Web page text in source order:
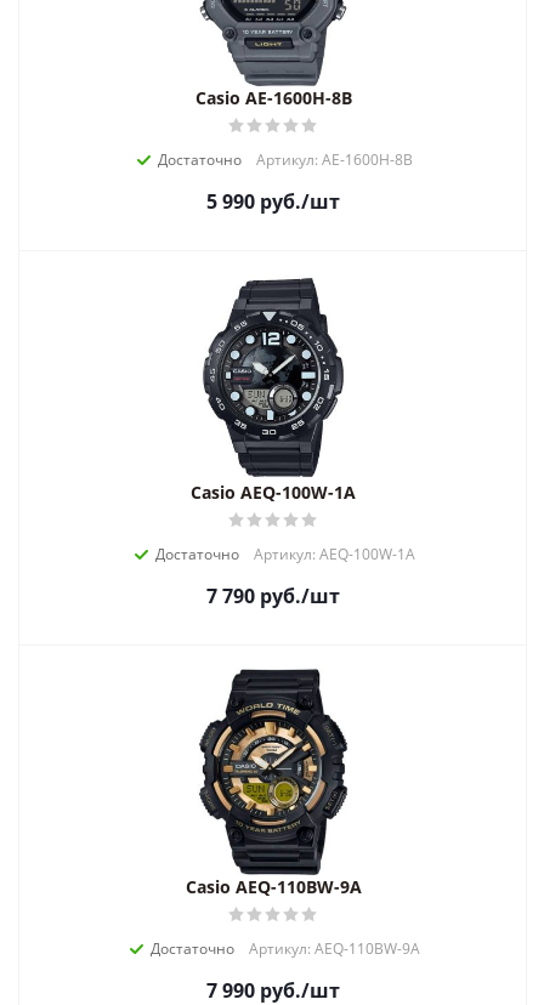
Casio AE-1600H-8B
Достаточно Артикул: AE-1600H-8B
5 990 руб./шт
Casio AEQ-100W-1A
Достаточно Артикул: AEQ-100W-1A
7 790 руб./шт
Casio AEQ-110BW-9A
Достаточно Артикул: AEQ-110BW-9A
7 990 руб./шт